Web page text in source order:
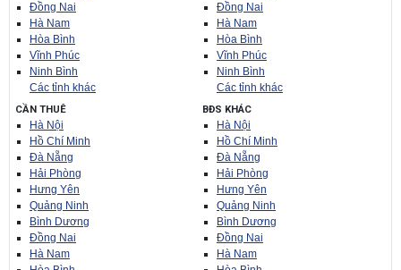
Đồng Nai
Hà Nam
Hòa Bình
Vĩnh Phúc
Ninh Bình
Các tỉnh khác
Đồng Nai
Hà Nam
Hòa Bình
Vĩnh Phúc
Ninh Bình
Các tỉnh khác
CẦN THUÊ
Hà Nội
Hồ Chí Minh
Đà Nẵng
Hải Phòng
Hưng Yên
Quảng Ninh
Bình Dương
Đồng Nai
Hà Nam
BĐS KHÁC
Hà Nội
Hồ Chí Minh
Đà Nẵng
Hải Phòng
Hưng Yên
Quảng Ninh
Bình Dương
Đồng Nai
Hà Nam